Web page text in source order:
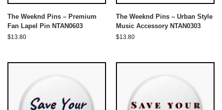
The Weeknd Pins – Premium
Fan Lapel Pin NTAN0603
$13.80
The Weeknd Pins – Urban Style
Music Accessory NTAN0303
$13.80